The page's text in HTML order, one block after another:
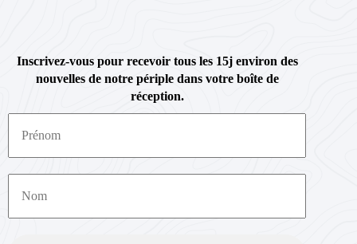
Inscrivez-vous pour recevoir tous les 15j environ des
nouvelles de notre périple dans votre boîte de
réception.